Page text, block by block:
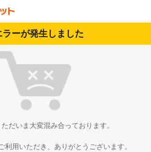
ラーが発生しました
だいま大変混み合っております。
利用いただき、ありがとうございます。